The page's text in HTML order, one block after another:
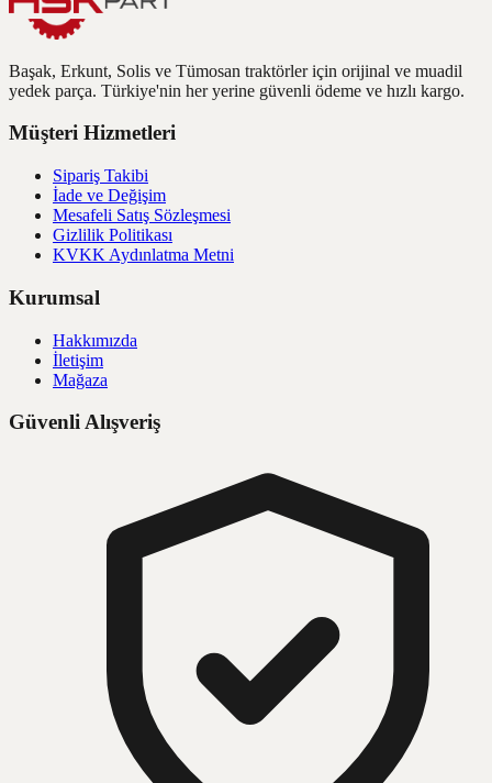
Başak, Erkunt, Solis ve Tümosan traktörler için orijinal ve muadil
yedek parça. Türkiye'nin her yerine güvenli ödeme ve hızlı kargo.
Müşteri Hizmetleri
Sipariş Takibi
İade ve Değişim
Mesafeli Satış Sözleşmesi
Gizlilik Politikası
KVKK Aydınlatma Metni
Kurumsal
Hakkımızda
İletişim
Mağaza
Güvenli Alışveriş